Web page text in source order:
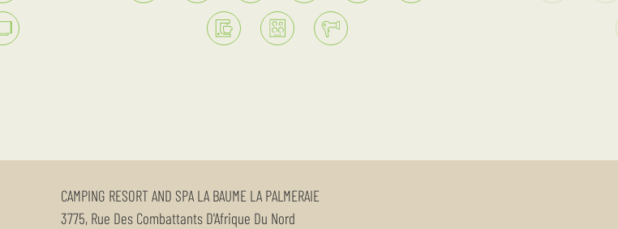
CAMPING RESORT AND SPA LA BAUME LA PALMERAIE
3775, Rue Des Combattants D'Afrique Du Nord